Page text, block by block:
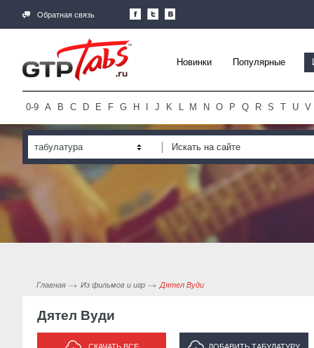
Обратная связь
Новинки Популярные
0-9 A B C D E F G H J K L M N O P Q R S T U V
табулатура
Главная Из фильмов и игр Дятел Вуди
Дятел Вуди